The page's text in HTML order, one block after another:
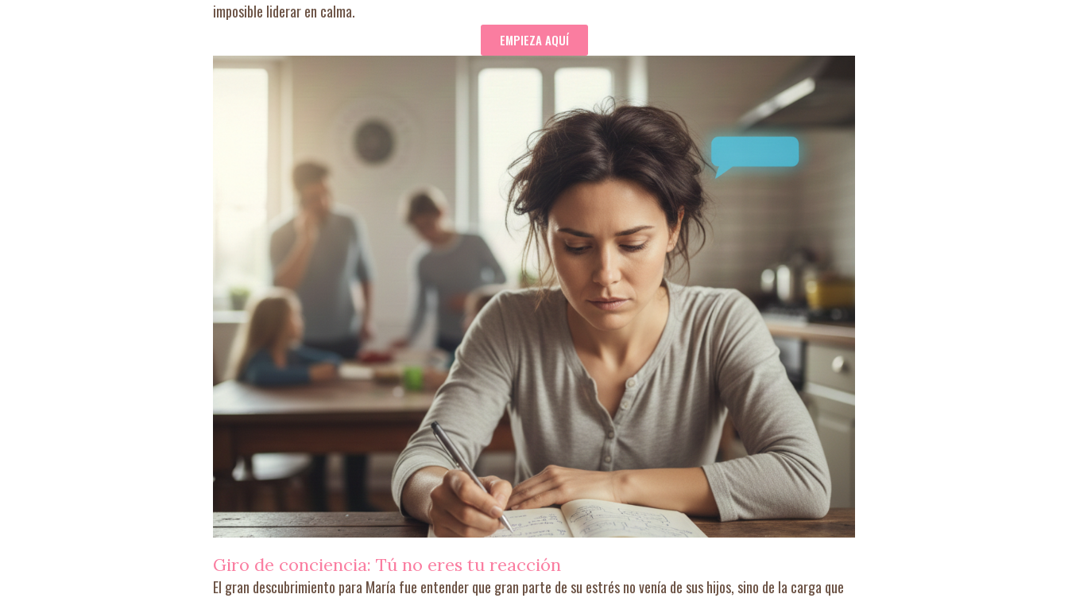
imposible liderar en calma.
EMPIEZA AQUÍ
Giro de conciencia: Tú no eres tu reacción
El gran descubrimiento para María fue entender que gran parte de su estrés no venía de sus hijos, sino de la carga que